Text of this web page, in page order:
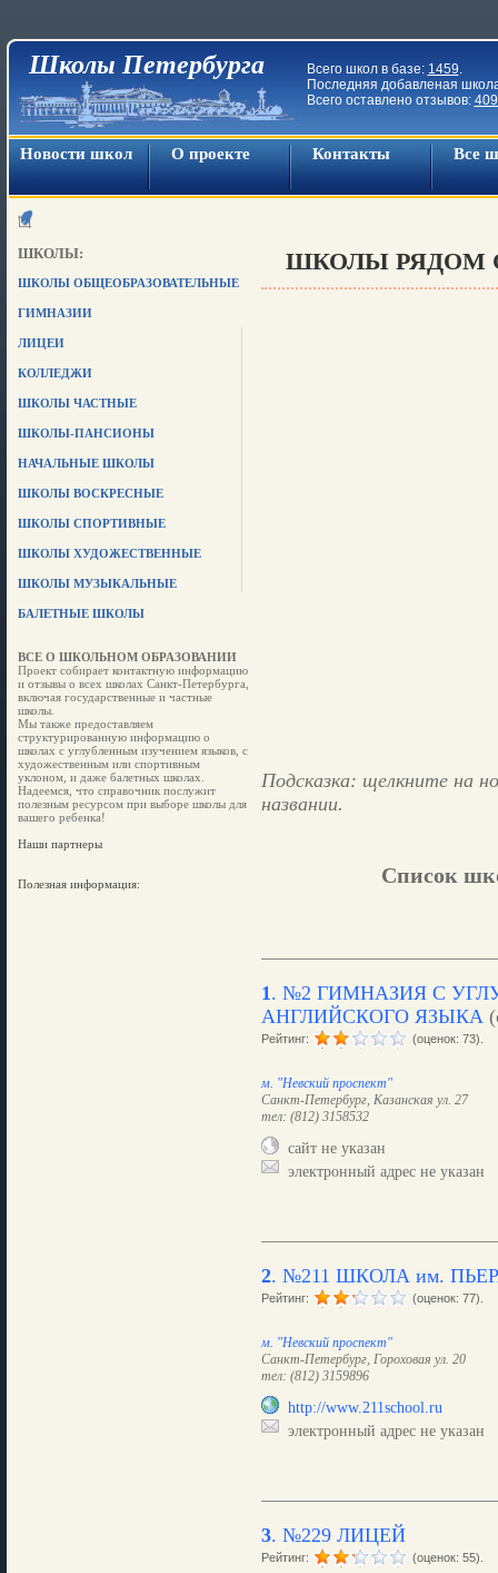
Школы Петербурга Всего школ в базе: 1459.
Последняя добавленая
Всего оставлено отзывов:
Новости школ О проекте Контакты Все
ШКОЛЫ:
ШКОЛЫ ОБЩЕОБРАЗОВАТЕЛЬНЫЕ
ГИМНАЗИИ
ЛИЦЕИ
КОЛЛЕДЖИ
ШКОЛЫ ЧАСТНЫЕ
ШКОЛЫ-ПАНСИОНЫ
НАЧАЛЬНЫЕ ШКОЛЫ
ШКОЛЫ ВОСКРЕСНЫЕ
ШКОЛЫ СПОРТИВНЫЕ
ШКОЛЫ ХУДОЖЕСТВЕННЫЕ
ШКОЛЫ МУЗЫКАЛЬНЫЕ
БАЛЕТНЫЕ ШКОЛЫ
ВСЕ О ШКОЛЬНОМ ОБРАЗОВАНИИ
Проект собирает контактную информацию
и отзывы о всех школах Санкт-Петербурга,
включая государственные и частные
школы.
Мы также предоставляем
структурированную информацию о
школах с углубленным изучением языков, с
художественным или спортивным
уклоном, и даже балетных школах.
Надеемся, что справочник послужит
полезным ресурсом при выборе школы для
вашего ребенка!
Наши партнеры
Полезная информация:
ШКОЛЫ РЯДОМ С
Подсказка: щелкните на
названии.
Список
1. №2 ГИМНАЗИЯ С
АНГЛИЙСКОГО ЯЗЫКА
Рейтинг: (оценок: 73).
м. "Невский проспект"
Санкт-Петербург, Казанская ул. 27
тел: (812) 3158532
сайт не указан
электронный адрес не указан
2. №211 ШКОЛА им.
Рейтинг: (оценок: 77).
м. "Невский проспект"
Санкт-Петербург, Гороховая ул. 20
тел: (812) 3159896
http://www.211school.ru
электронный адрес не указан
3. №229 ЛИЦЕЙ
Рейтинг: (оценок: 55).